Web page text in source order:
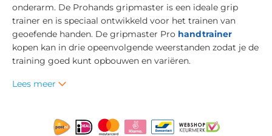
onderarm. De Prohands gripmaster is een ideale grip
trainer en is speciaal ontwikkeld voor het trainen van
geoefende handen. De gripmaster Pro handtrainer
kopen kan in drie opeenvolgende weerstanden zodat je de
training goed kunt opbouwen en variëren.
Lees meer